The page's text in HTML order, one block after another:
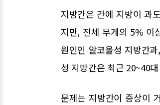
지방간은 간에 지방이 과
지만, 전체 무게의 5% 이
원인인 알코올성 지방간
성 지방간은 최근 20~40
문제는 지방간이 증상이